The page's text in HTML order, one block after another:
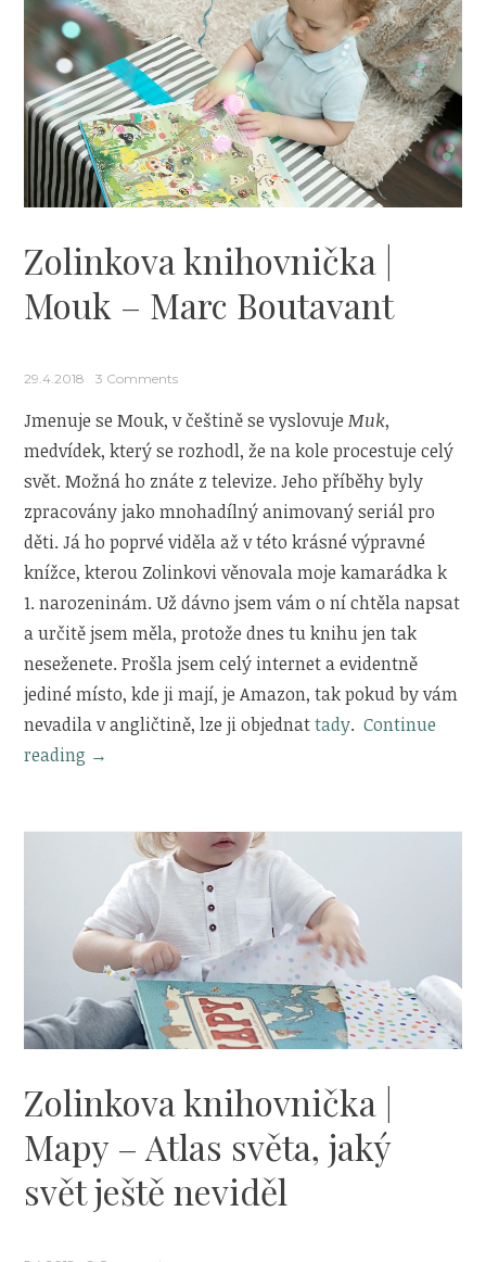
a
je
číst
Zolinkova knihovnička |
Mouk – Marc Boutavant
29.4.2018 3 Comments
Jmenuje se Mouk, v češtině se vyslovujeMuk,
medvídek, který se rozhodl, že na kole procestuje celý
svět. Možná ho znáte z televize. Jeho příběhy byly
zpracovány jako mnohadílný animovaný seriál pro
děti. Já ho poprvé viděla až v této krásné výpravné
knížce, kterou Zolinkovi věnovala moje kamarádka k
1. narozeninám. Už dávno jsem vám o ní chtěla napsat
a určitě jsem měla, protože dnes tu knihu jen tak
neseženete. Prošla jsem celý internet a evidentně
jediné místo, kde ji mají, je Amazon, tak pokud by vám
nevadila v angličtině, lze ji objednattady.Continue
reading „Zolinkova
Mouk
Marc
Boutavant“
→
Zolinkova knihovnička |
Mapy – Atlas světa, jaký
svět ještě neviděl